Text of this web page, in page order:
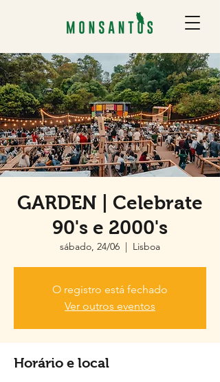
GARDEN | Celebrate
90's e 2000's
sábado, 24/06
  |
Lisboa
O registro está fechado
Ver outros eventos
Horário e local